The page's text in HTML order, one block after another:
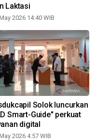
Laktasi
2026 14:40 WIB
Solok luncurkan
Smart-Guide" perkuat
digital
2026 4:57 WIB